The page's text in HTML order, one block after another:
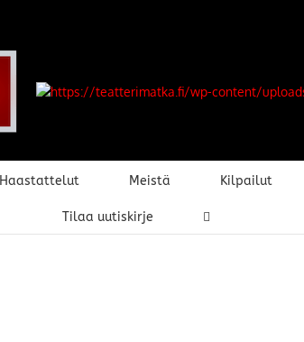
Haastattelut Meistä Kilpailut
Tilaa uutiskirje